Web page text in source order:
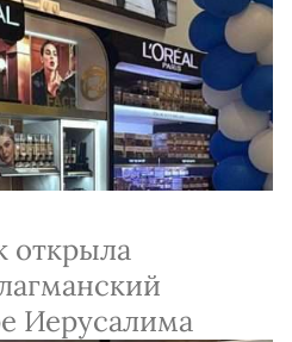
открыла
Иерусалима